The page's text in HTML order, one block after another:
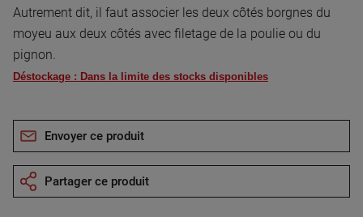
Autrement dit, il faut associer les deux côtés borgnes du
moyeu aux deux côtés avec filetage de la poulie ou du
pignon.
Déstockage : Dans la limite des stocks disponibles
Envoyer ce produit
Partager ce produit